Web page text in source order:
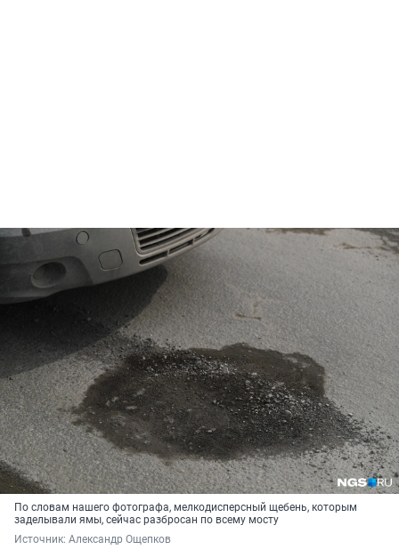
По словам нашего фотографа, мелкодисперсный щебень, которым
заделывали ямы, сейчас разбросан по всему мосту
Источник: Александр Ощепков